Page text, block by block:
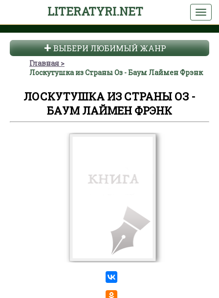
LITERATYRI.NET
ВЫБЕРИ ЛЮБИМЫЙ ЖАНР
Главная
Лоскутушка из Страны Оз - Баум Лаймен Фрэнк
ЛОСКУТУШКА ИЗ СТРАНЫ ОЗ -
БАУМ ЛАЙМЕН ФРЭНК